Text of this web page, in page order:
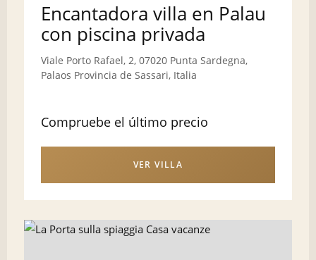
Encantadora villa en Palau
con piscina privada
Viale Porto Rafael, 2, 07020 Punta Sardegna,
Palaos Provincia de Sassari, Italia
Compruebe el último precio
VER VILLA